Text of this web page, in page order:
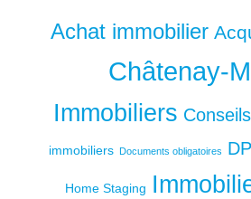
Achat immobilier
Châtenay-
Immobiliers
immobiliers Documents obligatoires
Home Staging